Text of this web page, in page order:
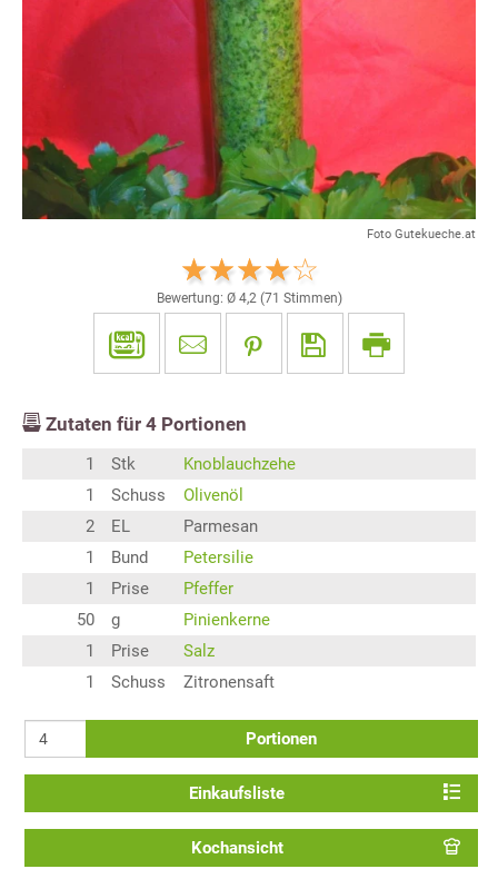
Foto Gutekueche.at
Bewertung: Ø 4,2(71 Stimmen)
Zutaten für 4 Portionen
1 Stk
Knoblauchzehe
1
Schuss
Olivenöl
2
EL
Parmesan
1
Bund
Petersilie
1
Prise
Pfeffer
50
g
Pinienkerne
1
Prise
Salz
1
Schuss Zitronensaft
Portionen
Einkaufsliste
Kochansicht